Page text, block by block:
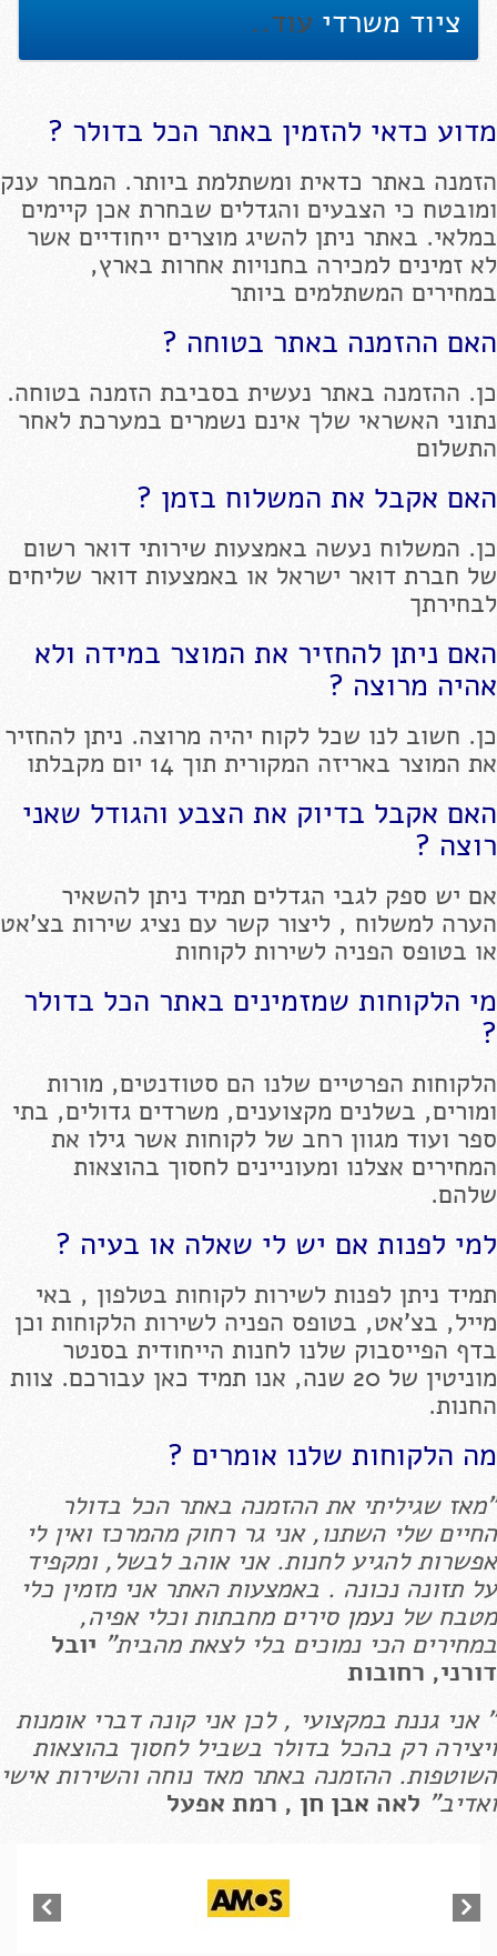
ציוד משרדי עוד..
מדוע כדאי להזמין באתר הכל בדולר ?
הזמנה באתר כדאית ומשתלמת ביותר. המבחר ענק
ומובטח כי הצבעים והגדלים שבחרת אכן קיימים
במלאי. באתר ניתן להשיג מוצרים ייחודיים אשר
לא זמינים למכירה בחנויות אחרות בארץ,
במחירים המשתלמים ביותר
האם ההזמנה באתר בטוחה ?
כן. ההזמנה באתר נעשית בסביבת הזמנה בטוחה.
נתוני האשראי שלך אינם נשמרים במערכת לאחר
התשלום
האם אקבל את המשלוח בזמן ?
כן. המשלוח נעשה באמצעות שירותי דואר רשום
של חברת דואר ישראל או באמצעות דואר שליחים
לבחירתך
האם ניתן להחזיר את המוצר במידה ולא
אהיה מרוצה ?
כן. חשוב לנו שכל לקוח יהיה מרוצה. ניתן להחזיר
את המוצר באריזה המקורית תוך 14 יום מקבלתו
האם אקבל בדיוק את הצבע והגודל שאני
רוצה ?
אם יש ספק לגבי הגדלים תמיד ניתן להשאיר
הערה למשלוח , ליצור קשר עם נציג שירות בצ'אט
או בטופס הפניה לשירות לקוחות
מי הלקוחות שמזמינים באתר הכל בדולר
?
הלקוחות הפרטיים שלנו הם סטודנטים, מורות
ומורים, בשלנים מקצוענים, משרדים גדולים, בתי
ספר ועוד מגוון רחב של לקוחות אשר גילו את
המחירים אצלנו ומעוניינים לחסוך בהוצאות
שלהם.
למי לפנות אם יש לי שאלה או בעיה ?
תמיד ניתן לפנות לשירות לקוחות בטלפון , באי
מייל, בצ'אט, בטופס הפניה לשירות הלקוחות וכן
בדף הפייסבוק שלנו לחנות הייחודית בסנטר
מוניטין של 20 שנה, אנו תמיד כאן עבורכם. צוות
החנות.
מה הלקוחות שלנו אומרים ?
"מאז שגיליתי את ההזמנה באתר הכל בדולר
החיים שלי השתנו, אני גר רחוק מהמרכז ואין לי
אפשרות להגיע לחנות. אני אוהב לבשל, ומקפיד
על תזונה נכונה . באמצעות האתר אני מזמין כלי
מטבח שלנעמןסירים מחבתות וכלי אפיה,
במחירים הכי נמוכים בלי לצאת מהבית" יובל
דורני, רחובות
" אני גננת במקצועי , לכן אני קונה דברי אומנות
ויצירה רק בהכל בדולר בשביל לחסוך בהוצאות
השוטפות. ההזמנה באתר מאד נוחה והשירות אישי
ואדיב" לאה אבן חן , רמת אפעל